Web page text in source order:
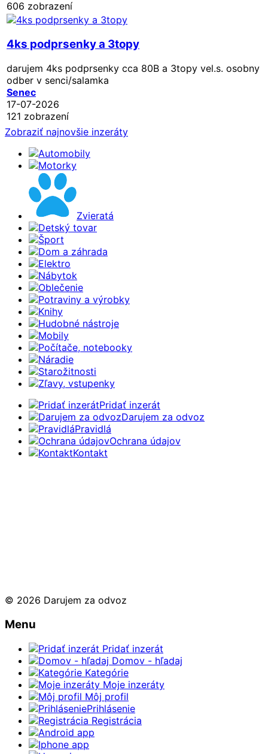
606 zobrazení
4ks podprsenky a 3topy
darujem 4ks podprsenky cca 80B a 3topy vel.s. osobny
odber v senci/salamka
Senec
17-07-2026
121 zobrazení
Zobraziť najnovšie inzeráty
Automobily
Motorky
Zvieratá
Detský tovar
Šport
Dom a záhrada
Elektro
Nábytok
Oblečenie
Potraviny a výrobky
Knihy
Hudobné nástroje
Mobily
Počítače, notebooky
Náradie
Starožitnosti
Zľavy, vstupenky
Pridať inzerát
Darujem za odvoz
Pravidlá
Ochrana údajov
Kontakt
© 2026 Darujem za odvoz
Menu
Pridať inzerát
Domov - hľadaj
Kategórie
Moje inzeráty
Môj profil
Prihlásenie
Registrácia